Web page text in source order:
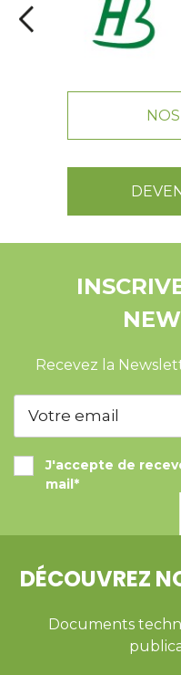
Recevez la
J'accepte de
mail*
DÉCOUVREZ
Documents